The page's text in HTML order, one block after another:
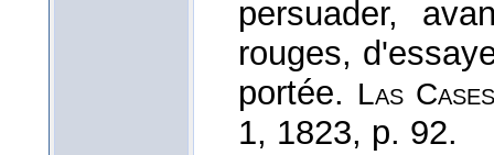
persuader,
rouges,
portée. Las Cases
1, 1823, p. 92.